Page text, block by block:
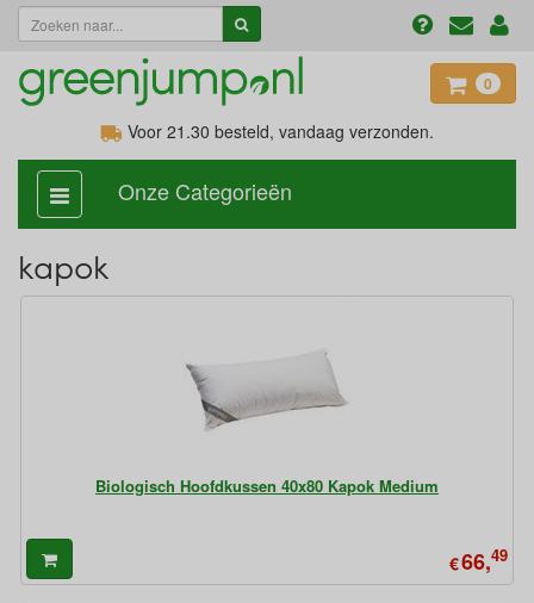
0
Voor 21.30 besteld, vandaag verzonden.
categorie
aan,
Onze Categorieën
kapok
Biologisch Hoofdkussen 40x80 Kapok Medium
€66,49